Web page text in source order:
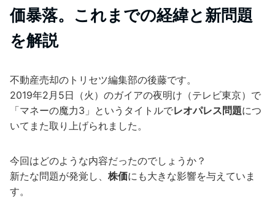
価暴落。これまでの経緯と新問題
を解説
不動産売却のトリセツ編集部の後藤です。
2019年2月5日（火）のガイアの夜明け（テレビ東京）で
「マネーの魔力3」というタイトルでレオパレス問題につ
いてまた取り上げられました。
今回はどのような内容だったのでしょうか？
新たな問題が発覚し、 株価にも大きな影響を与えていま
す。